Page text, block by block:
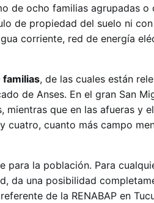
de ocho familias agrupadas o
de propiedad del suelo ni
corriente, red de energía
familias, de las cuales están
de Anses. En el gran San
mientras que en las afueras y
cuatro, cuanto más campo
para la población. Para
da una posibilidad
de la RENABAP en